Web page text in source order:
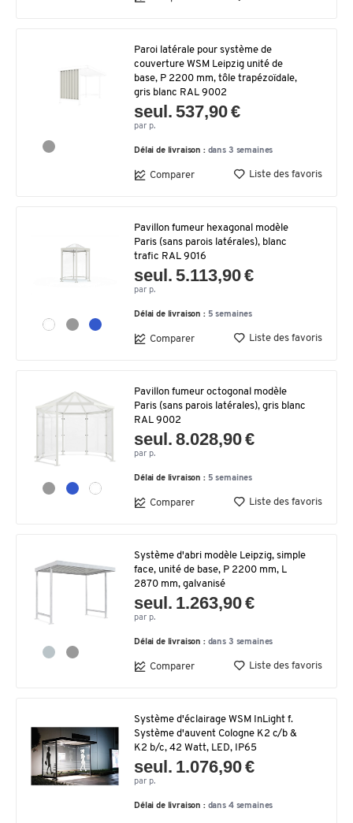
Paroi latérale pour système de
couverture WSM Leipzig unité de
base, P 2200 mm, tôle trapézoïdale,
gris blanc RAL 9002
seul. 537,90 €
par p.
Délai de livraison : dans 3 semaines
Comparer Liste des favoris
Pavillon fumeur hexagonal modèle
Paris (sans parois latérales), blanc
trafic RAL 9016
seul. 5.113,90 €
par p.
Délai de livraison : 5 semaines
Comparer Liste des favoris
Pavillon fumeur octogonal modèle
Paris (sans parois latérales), gris blanc
RAL 9002
seul. 8.028,90 €
par p.
Délai de livraison : 5 semaines
Comparer Liste des favoris
Système d'abri modèle Leipzig, simple
face, unité de base, P 2200 mm, L
2870 mm, galvanisé
seul. 1.263,90 €
par p.
Délai de livraison : dans 3 semaines
Comparer Liste des favoris
Système d'éclairage WSM InLight f.
Système d'auvent Cologne K2 c/b &
K2 b/c, 42 Watt, LED, IP65
seul. 1.076,90 €
par p.
Délai de livraison : dans 4 semaines